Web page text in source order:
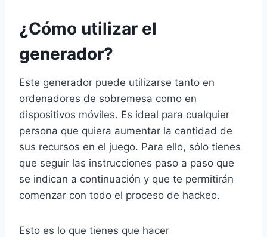
¿Cómo utilizar el
generador?
Este generador puede utilizarse tanto en
ordenadores de sobremesa como en
dispositivos móviles. Es ideal para cualquier
persona que quiera aumentar la cantidad de
sus recursos en el juego. Para ello, sólo tienes
que seguir las instrucciones paso a paso que
se indican a continuación y que te permitirán
comenzar con todo el proceso de hackeo.
Esto es lo que tienes que hacer